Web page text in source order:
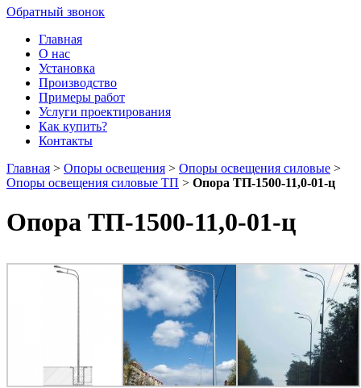
Обратный звонок
Главная
О нас
Установка
Производство
Примеры работ
Услуги проектирования
Как купить?
Контакты
Главная > Опоры освещения > Опоры освещения силовые >
Опоры освещения силовые ТП > Опора ТП-1500-11,0-01-ц
Опора ТП-1500-11,0-01-ц